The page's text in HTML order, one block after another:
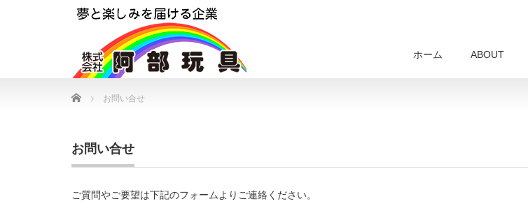
ホーム ABOUT
Home お問い合せ
お問い合せ
ご質問やご要望は下記のフォームよりご連絡ください。